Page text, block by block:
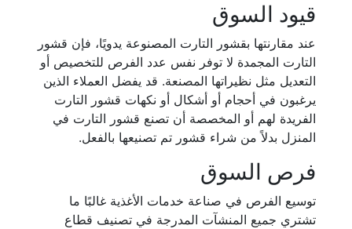
قيود السوق
عند مقارنتها بقشور التارت المصنوعة يدويًا، فإن قشور
التارت المجمدة لا توفر نفس عدد الفرص للتخصيص أو
التعديل مثل نظيراتها المصنعة. قد يفضل العملاء الذين
يرغبون في أحجام أو أشكال أو نكهات قشور التارت
الفريدة لهم أو المخصصة أن تصنع قشور التارت في
المنزل بدلاً من شراء قشور تم تصنيعها بالفعل.
فرص السوق
توسيع الفرص في صناعة خدمات الأغذية غالبًا ما
تشتري جميع المنشآت المدرجة في تصنيف قطاع